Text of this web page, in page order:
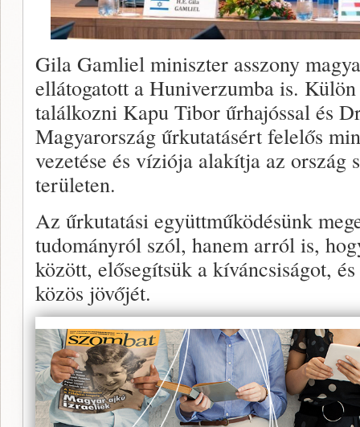
Gila Gamliel miniszter asszony
ellátogatott a Huniverzumba is.
találkozni Kapu Tibor űrhajóssal és
Magyarország űrkutatásért felelős
vezetése és víziója alakítja az ország
területen.
Az űrkutatási együttműködésünk
tudományról szól, hanem arról is,
között, elősegítsük a kíváncsiságot,
közös jövőjét.